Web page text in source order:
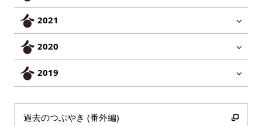
2021
2020
2019
過去のつぶやき (番外編)